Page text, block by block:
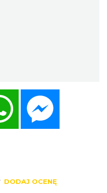
WhatsApp
DODAJ OCENĘ